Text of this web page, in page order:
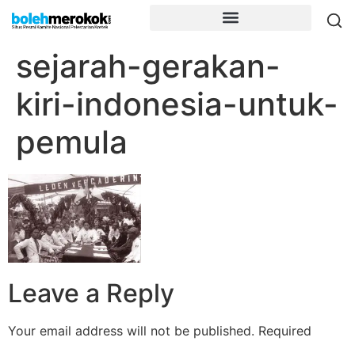
sejarah-gerakan-
kiri-indonesia-untuk-
pemula
Leave a Reply
Your email address will not be published. Required